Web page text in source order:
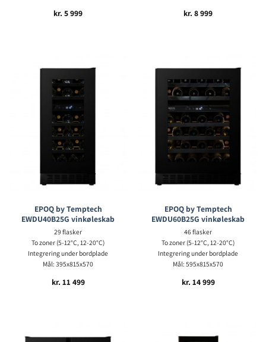
kr. 5 999 kr. 8 999
EPOQ by Temptech
EWDU40B25G vinkøleskab
29 flasker
To zoner (5-12°C, 12-20°C)
Integrering under bordplade
Mål: 395x815x570
kr. 11 499
EPOQ by Temptech
EWDU60B25G vinkøleskab
46 flasker
To zoner (5-12°C, 12-20°C)
Integrering under bordplade
Mål: 595x815x570
kr. 14 999